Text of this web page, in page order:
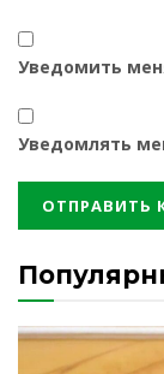
Уведомить
Уведомлять